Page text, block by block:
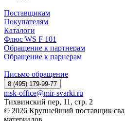
Поставщикам
Покупателям
Каталоги
Флюс WS F 101
Обращение к партнерам
Обращение к парнерам
Письмо обращение
8 (495) 179-99-77
msk-office@mir-svarki.ru
Тихвинский пер, 11, стр. 2
© 2026 Крупнейший поставщик
материалов